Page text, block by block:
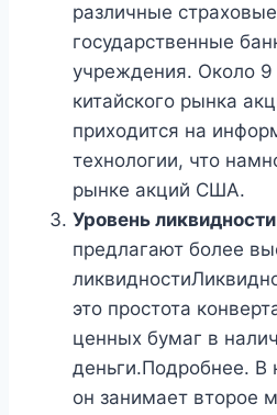
различные
государственные
учреждения. Около 9
китайского рынка
приходится на
технологии, что
рынке акций США.
Уровень
предлагают более
это простота
ценных бумаг в
деньги.Подробнее. В
он занимает второе